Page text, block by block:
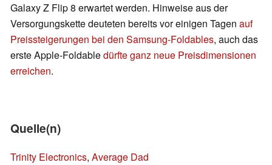
Galaxy Z Flip 8 erwartet werden. Hinweise aus der
Versorgungskette deuteten bereits vor einigen Tagen auf
Preissteigerungen bei den Samsung-Foldables, auch das
erste Apple-Foldabledürfte ganz neue Preisdimensionen
erreichen.
Quelle(n)
Trinity Electronics, Average Dad